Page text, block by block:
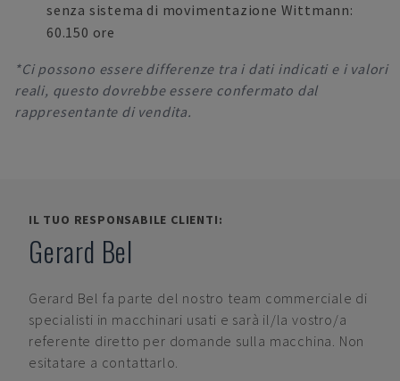
senza sistema di movimentazione Wittmann:
60.150 ore
*Ci possono essere differenze tra i dati indicati e i valori
reali, questo dovrebbe essere confermato dal
rappresentante di vendita.
IL TUO RESPONSABILE CLIENTI:
Gerard Bel
Gerard Bel fa parte del nostro team commerciale di
specialisti in macchinari usati e sarà il/la vostro/a
referente diretto per domande sulla macchina. Non
esitatare a contattarlo.